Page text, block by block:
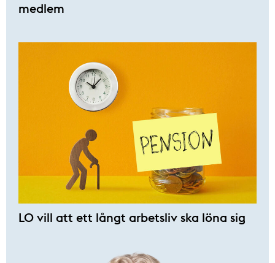
medlem
LO vill att ett långt arbetsliv ska löna sig